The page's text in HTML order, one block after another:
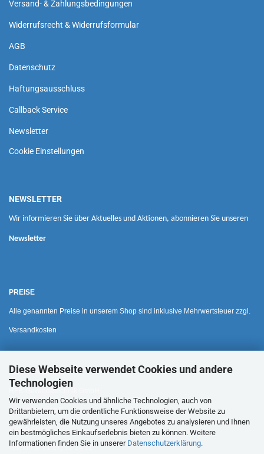
Diese Webseite verwendet Cookies und andere
Technologien
Wir verwenden Cookies und ähnliche Technologien, auch von
Drittanbietern, um die ordentliche Funktionsweise der Website zu
gewährleisten, die Nutzung unseres Angebotes zu analysieren und Ihnen
ein bestmögliches Einkaufserlebnis bieten zu können. Weitere
Informationen finden Sie in unserer Datenschutzerklärung.
Versand- & Zahlungsbedingungen
Widerrufsrecht & Widerrufsformular
AGB
Datenschutz
Haftungsausschluss
Callback Service
Newsletter
Cookie Einstellungen
NEWSLETTER
Wir informieren Sie über Aktuelles und Aktionen, abonnieren Sie unseren
Newsletter
PREISE
Alle genannten Preise in unserem Shop sind inklusive Mehrwertsteuer zzgl.
Versandkosten
HAUSANSCHRIFT
HFB-Gewindetechnik GmbH
Bohnäckerweg 6
72655 Altdorf
Telefon (0 71 27) 92 24 11